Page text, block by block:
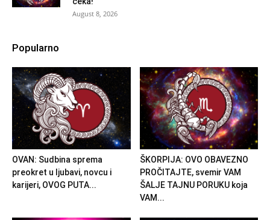
August 8, 2026
Popularno
OVAN: Sudbina sprema
preokret u ljubavi, novcu i
karijeri, OVOG PUTA...
ŠKORPIJA: OVO OBAVEZNO
PROČITAJTE, svemir VAM
ŠALJE TAJNU PORUKU koja
VAM...